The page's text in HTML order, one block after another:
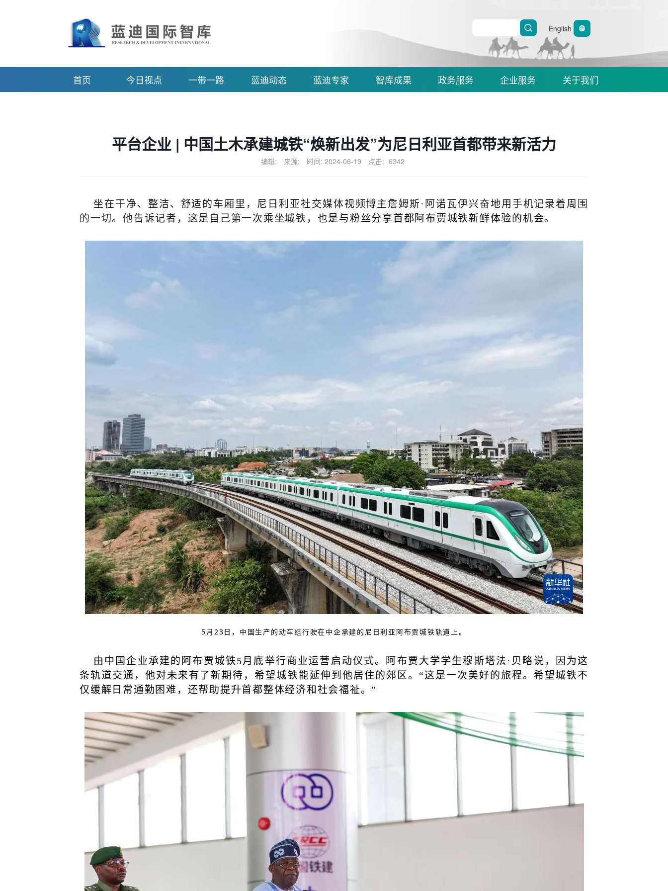
English
首页 今日视点 一带一路 蓝迪动态 蓝迪专家 智库成果 政务服务 企业服务 关于我们
平台企业 | 中国土木承建城铁“焕新出发”为尼日利亚首都带来新活力
编辑: 来源: 时间: 2024-06-19 点击: 6342
坐在干净、整洁、舒适的车厢里，尼日利亚社交媒体视频博主詹姆斯·阿诺瓦伊兴奋地用手机记录着周围
的一切。他告诉记者，这是自己第一次乘坐城铁，也是与粉丝分享首都阿布贾城铁新鲜体验的机会。
5月23日，中国生产的动车组行驶在中企承建的尼日利亚阿布贾城铁轨道上。
由中国企业承建的阿布贾城铁5月底举行商业运营启动仪式。阿布贾大学学生穆斯塔法·贝略说，因为这
条轨道交通，他对未来有了新期待，希望城铁能延伸到他居住的郊区。“这是一次美好的旅程。希望城铁不
仅缓解日常通勤困难，还帮助提升首都整体经济和社会福祉。”